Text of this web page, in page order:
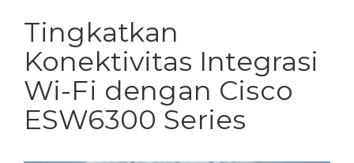
Tingkatkan
Konektivitas Integrasi
Wi-Fi dengan Cisco
ESW6300 Series